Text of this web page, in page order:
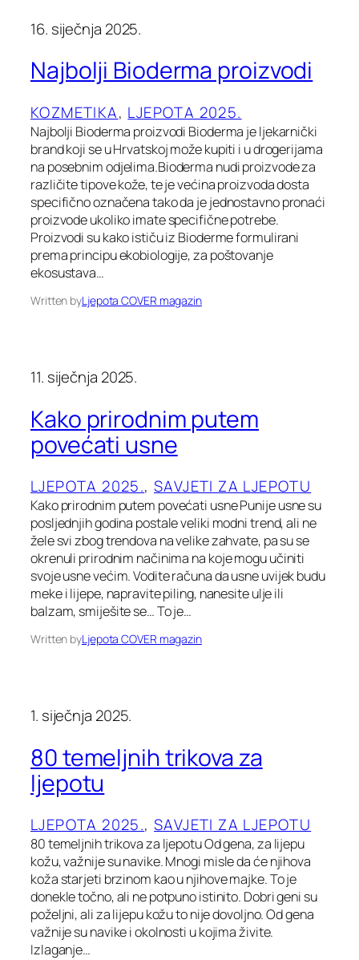
16. siječnja 2025.
Najbolji Bioderma proizvodi
KOZMETIKA, LJEPOTA 2025.
Najbolji Bioderma proizvodi Bioderma je ljekarnički
brand koji se u Hrvatskoj može kupiti i u drogerijama
na posebnim odjelima.Bioderma nudi proizvode za
različite tipove kože, te je većina proizvoda dosta
specifično označena tako da je jednostavno pronaći
proizvode ukoliko imate specifične potrebe.
Proizvodi su kako ističu iz Bioderme formulirani
prema principu ekobiologije, za poštovanje
ekosustava…
Written byLjepota COVER magazin
11. siječnja 2025.
Kako prirodnim putem
povećati usne
LJEPOTA 2025., SAVJETI ZA LJEPOTU
Kako prirodnim putem povećati usne Punije usne su
posljednjih godina postale veliki modni trend, ali ne
žele svi zbog trendova na velike zahvate, pa su se
okrenuli prirodnim načinima na koje mogu učiniti
svoje usne većim. Vodite računa da usne uvijek budu
meke i lijepe, napravite piling, nanesite ulje ili
balzam, smiješite se… To je…
Written byLjepota COVER magazin
1. siječnja 2025.
80 temeljnih trikova za
ljepotu
LJEPOTA 2025., SAVJETI ZA LJEPOTU
80 temeljnih trikova za ljepotu Od gena, za lijepu
kožu, važnije su navike. Mnogi misle da će njihova
koža starjeti brzinom kao u njihove majke. To je
donekle točno, ali ne potpuno istinito. Dobri geni su
poželjni, ali za lijepu kožu to nije dovoljno. Od gena
važnije su navike i okolnosti u kojima živite.
Izlaganje…